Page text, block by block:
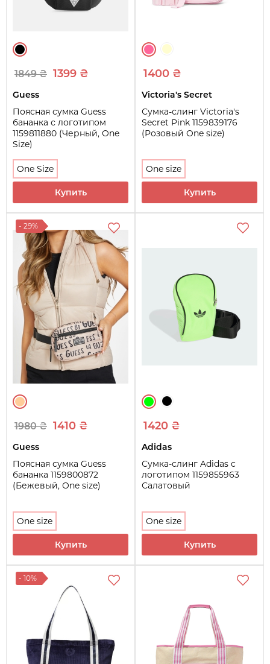
1849 ₴ 1399 ₴
Guess
Поясная сумка Guess
бананка с логотипом
1159811880 (Черный, One
Size)
One Size
Купить
1400 ₴
Victoria's Secret
Сумка-слинг Victoria's
Secret Pink 1159839176
(Розовый One size)
One size
Купить
- 29%
1980 ₴ 1410 ₴
Guess
Поясная сумка Guess
бананка 1159800872
(Бежевый, One size)
One size
Купить
1420 ₴
Adidas
Сумка-слинг Adidas с
логотипом 1159855963
Салатовый
One size
Купить
- 10%